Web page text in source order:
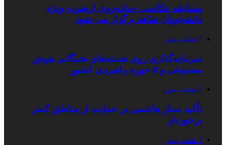
مسابقه عکاسی «پیاده‌روی اربعین» ویژه
دانشجویان شاهد برگزار می شود
2 هفته پیش
سرمایه‌گذاری روی هسته‌های نخبگانی هوش
مصنوعی و ۵ حوزه راهبردی کشور
2 هفته پیش
تأکید ستار هاشمی بر حمایت از مناطق کمتر
برخوردار
3 هفته پیش